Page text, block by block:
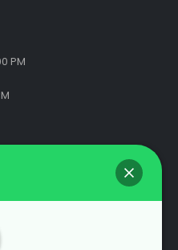
PM